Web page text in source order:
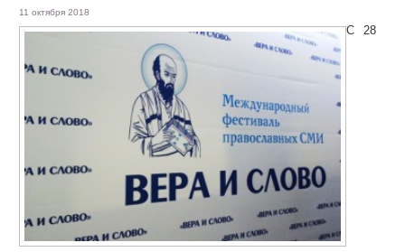
11 октября 2018
С 28